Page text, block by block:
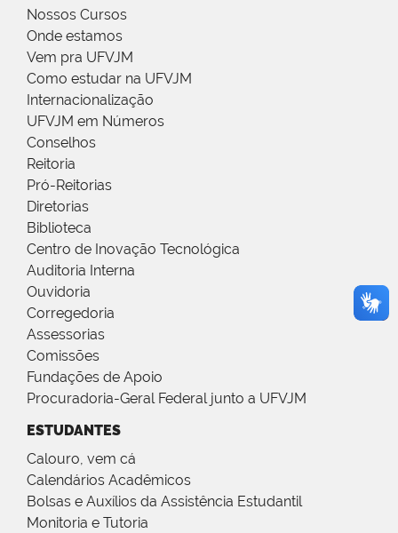
Nossos Cursos
Onde estamos
Vem pra UFVJM
Como estudar na UFVJM
Internacionalização
UFVJM em Números
Conselhos
Reitoria
Pró-Reitorias
Diretorias
Biblioteca
Centro de Inovação Tecnológica
Auditoria Interna
Ouvidoria
Corregedoria
Assessorias
Comissões
Fundações de Apoio
Procuradoria-Geral Federal junto a UFVJM
ESTUDANTES
Calouro, vem cá
Calendários Acadêmicos
Bolsas e Auxílios da Assistência Estudantil
Monitoria e Tutoria